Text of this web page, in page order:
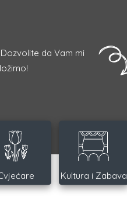
da Vam mi
Kultura i Zabava